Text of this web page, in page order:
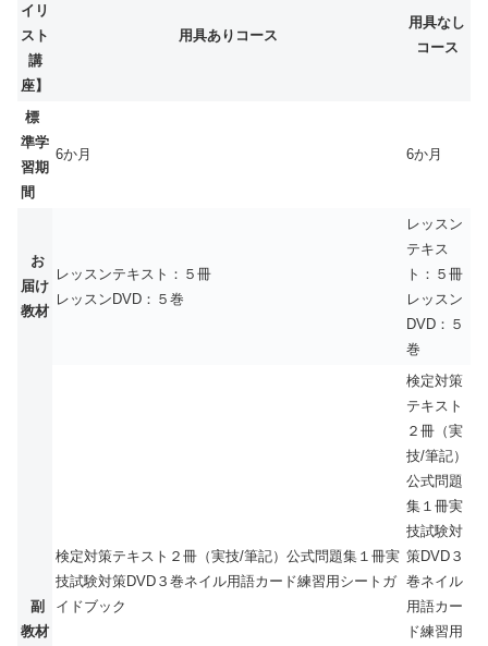
イリ
スト
講
座】
用具ありコース
用具なし
コース
標
準学
習期
間
6か月 6か月
お
届け
教材
レッスンテキスト：５冊
レッスンDVD：５巻
レッスン
テキス
ト：５冊
レッスン
DVD：５
巻
副
教材
検定対策テキスト２冊（実技/筆記）公式問題集１冊実
技試験対策DVD３巻ネイル用語カード練習用シートガ
イドブック
検定対策
テキスト
２冊（実
技/筆記）
公式問題
集１冊実
技試験対
策DVD３
巻ネイル
用語カー
ド練習用